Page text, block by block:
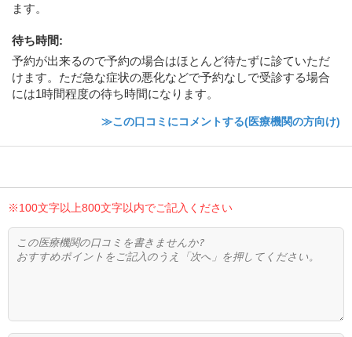
ます。
待ち時間:
予約が出来るので予約の場合はほとんど待たずに診ていただ
けます。ただ急な症状の悪化などで予約なしで受診する場合
には1時間程度の待ち時間になります。
≫この口コミにコメントする(医療機関の方向け)
※100文字以上800文字以内でご記入ください